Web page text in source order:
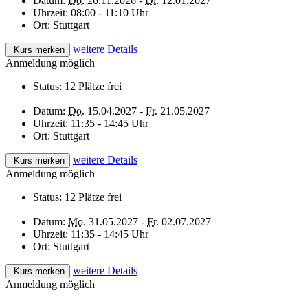
Uhrzeit: 08:00 - 11:10 Uhr
Ort: Stuttgart
Kurs merken
weitere Details
Anmeldung möglich
Status: 12 Plätze frei
Datum: Do. 15.04.2027 - Fr. 21.05.2027
Uhrzeit: 11:35 - 14:45 Uhr
Ort: Stuttgart
Kurs merken
weitere Details
Anmeldung möglich
Status: 12 Plätze frei
Datum: Mo. 31.05.2027 - Fr. 02.07.2027
Uhrzeit: 11:35 - 14:45 Uhr
Ort: Stuttgart
Kurs merken
weitere Details
Anmeldung möglich